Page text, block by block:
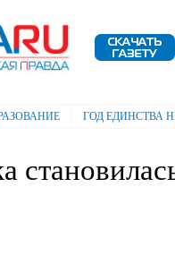
ГОД ЕДИНСТВА